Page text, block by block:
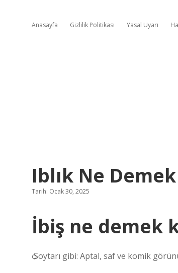
Anasayfa Gizlilik Politikası Yasal Uyarı
Iblık Ne Demek
Tarih: Ocak 30, 2025
İbiş ne demek
ѻ Soytarı gibi: Aptal, saf ve komik